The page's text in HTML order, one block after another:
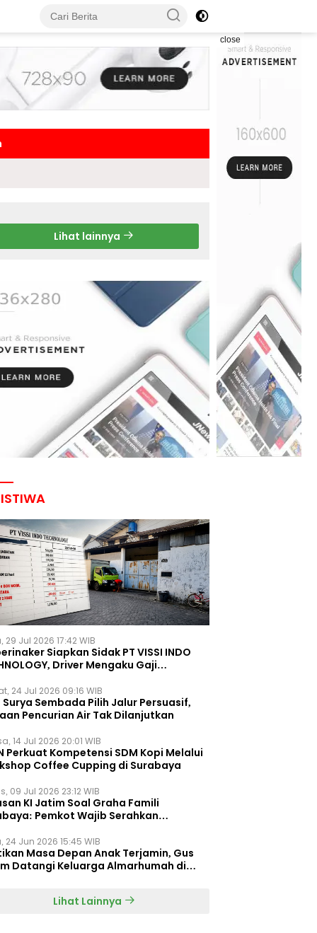
close
Lihat lainnya
29 Jul 2026 17:42 WIB
Siapkan Sidak PT VISSI INDO
Driver Mengaku Gaji
24 Jul 2026 09:16 WIB
Surya Sembada Pilih Jalur Persuasif,
Pencurian Air Tak Dilanjutkan
14 Jul 2026 20:01 WIB
Perkuat Kompetensi SDM Kopi Melalui
Coffee Cupping di Surabaya
09 Jul 2026 23:12 WIB
KI Jatim Soal Graha Famili
Pemkot Wajib Serahkan
24 Jun 2026 15:45 WIB
Masa Depan Anak Terjamin, Gus
Datangi Keluarga Almarhumah di
Lihat Lainnya